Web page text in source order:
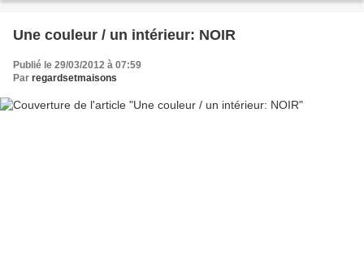
Une couleur / un intérieur: NOIR
Publié le 29/03/2012 à 07:59
Par regardsetmaisons